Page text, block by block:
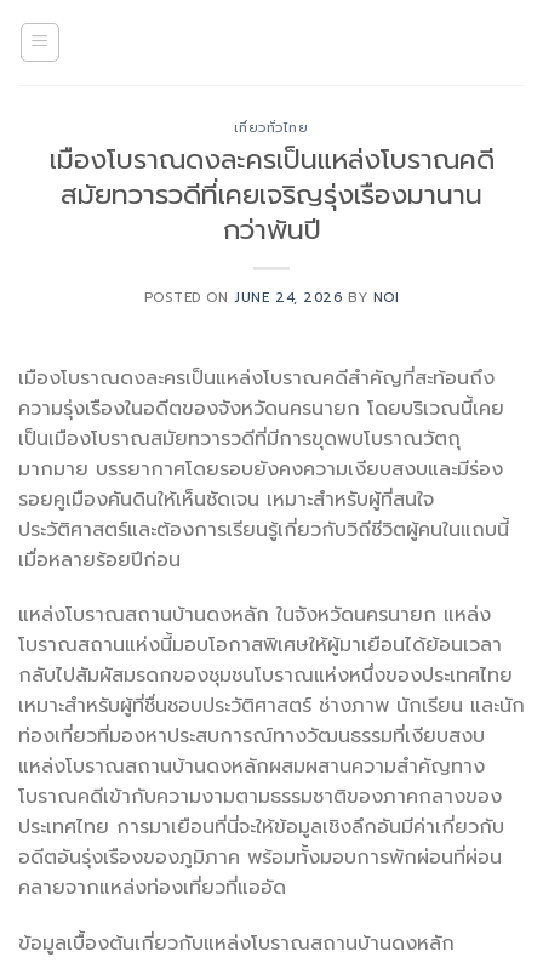
เที่ยวทั่วไทย
เมืองโบราณดงละครเป็นแหล่งโบราณคดี
สมัยทวารวดีที่เคยเจริญรุ่งเรืองมานาน
กว่าพันปี
POSTED ONJUNE 24, 2026 BY NOI
เมืองโบราณดงละครเป็นแหล่งโบราณคดีสำคัญที่สะท้อนถึง
ความรุ่งเรืองในอดีตของจังหวัดนครนายก โดยบริเวณนี้เคย
เป็นเมืองโบราณสมัยทวารวดีที่มีการขุดพบโบราณวัตถุ
มากมาย บรรยากาศโดยรอบยังคงความเงียบสงบและมีร่อง
รอยคูเมืองคันดินให้เห็นชัดเจน เหมาะสำหรับผู้ที่สนใจ
ประวัติศาสตร์และต้องการเรียนรู้เกี่ยวกับวิถีชีวิตผู้คนในแถบนี้
เมื่อหลายร้อยปีก่อน
แหล่งโบราณสถานบ้านดงหลัก ในจังหวัดนครนายก แหล่ง
โบราณสถานแห่งนี้มอบโอกาสพิเศษให้ผู้มาเยือนได้ย้อนเวลา
กลับไปสัมผัสมรดกของชุมชนโบราณแห่งหนึ่งของประเทศไทย
เหมาะสำหรับผู้ที่ชื่นชอบประวัติศาสตร์ ช่างภาพ นักเรียน และนัก
ท่องเที่ยวที่มองหาประสบการณ์ทางวัฒนธรรมที่เงียบสงบ
แหล่งโบราณสถานบ้านดงหลักผสมผสานความสำคัญทาง
โบราณคดีเข้ากับความงามตามธรรมชาติของภาคกลางของ
ประเทศไทย การมาเยือนที่นี่จะให้ข้อมูลเชิงลึกอันมีค่าเกี่ยวกับ
อดีตอันรุ่งเรืองของภูมิภาค พร้อมทั้งมอบการพักผ่อนที่ผ่อน
คลายจากแหล่งท่องเที่ยวที่แออัด
ข้อมูลเบื้องต้นเกี่ยวกับแหล่งโบราณสถานบ้านดงหลัก